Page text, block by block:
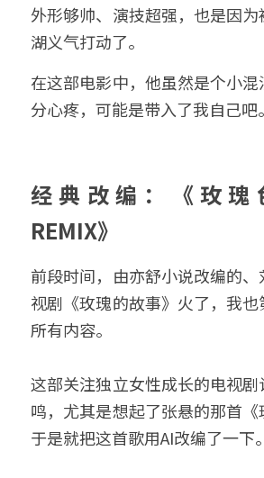
外形够帅、演技超强，也是因
湖义气打动了。
在这部电影中，他虽然是个小
分心疼，可能是带入了我自己吧。
经典改编：《玫瑰
REMIX》
前段时间，由亦舒小说改编的
视剧《玫瑰的故事》火了，我
所有内容。
这部关注独立女性成长的电视
鸣，尤其是想起了张悬的那首《
于是就把这首歌用AI改编了一下。